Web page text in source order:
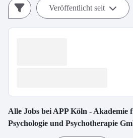
Veröffentlicht seit
Alle Jobs bei APP Köln - Akademie
Psychologie und Psychotherapie